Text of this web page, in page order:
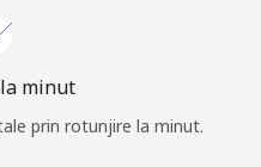
minut
prin rotunjire la minut.